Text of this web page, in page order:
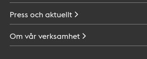
Press ochaktuellt
Om vårverksamhet